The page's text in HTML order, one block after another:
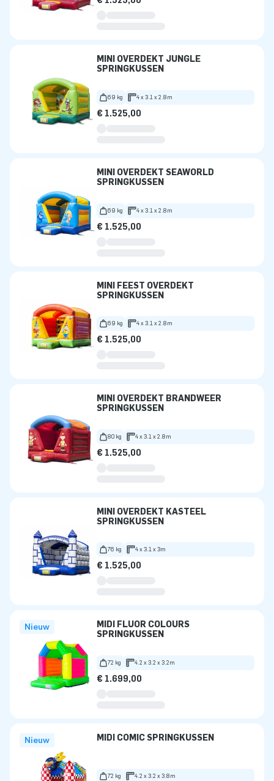
MINI OVERDEKT JUNGLE
SPRINGKUSSEN
69 kg 4 x 3.1 x 2.8m
€ 1.525,00
MINI OVERDEKT SEAWORLD
SPRINGKUSSEN
69 kg 4 x 3.1 x 2.8m
€ 1.525,00
MINI FEEST OVERDEKT
SPRINGKUSSEN
69 kg 4 x 3.1 x 2.8m
€ 1.525,00
MINI OVERDEKT BRANDWEER
SPRINGKUSSEN
80 kg 4 x 3.1 x 2.8m
€ 1.525,00
MINI OVERDEKT KASTEEL
SPRINGKUSSEN
76 kg 4 x 3.1 x 3m
€ 1.525,00
Nieuw
MIDI FLUOR COLOURS
SPRINGKUSSEN
72 kg 4.2 x 3.2 x 3.2m
€ 1.699,00
Nieuw MIDI COMIC SPRINGKUSSEN
72 kg 4.2 x 3.2 x 3.8m